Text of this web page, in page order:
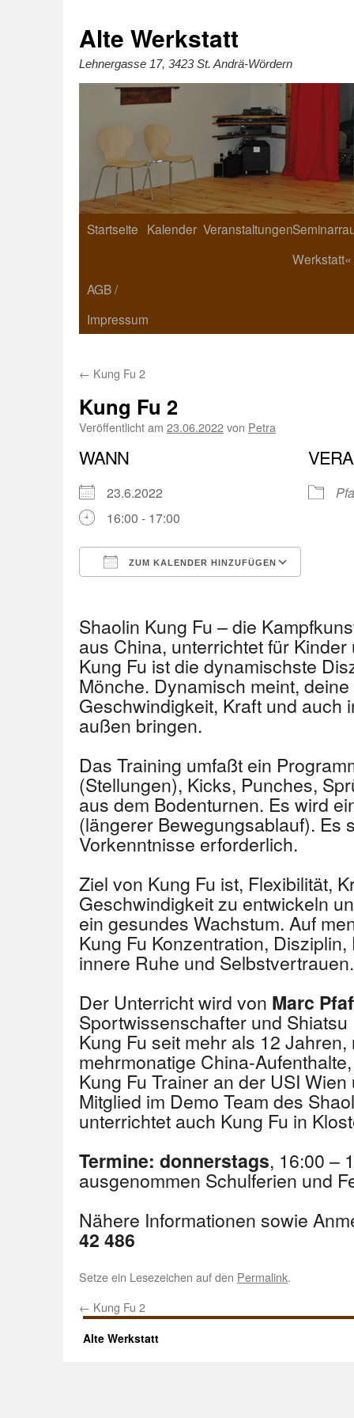
Alte Werkstatt
Lehnergasse 17, 3423 St. Andrä-Wördern
Startseite Kalender Veranstaltungen
Werkstatt«
AGB /
Impressum
← Kung Fu 2
Kung Fu 2
Veröffentlicht am 23.06.2022von Petra
WANN
23.6.2022
16:00 - 17:00
ZUM KALENDER HINZUFÜGEN
Shaolin Kung Fu – die
aus China, unterrichtet für
Kung Fu ist die dynamischste
Mönche. Dynamisch meint,
Geschwindigkeit, Kraft und auch
außen bringen.
Das Training umfaßt ein
(Stellungen), Kicks, Punches,
aus dem Bodenturnen. Es wird
(längerer Bewegungsablauf). Es
Vorkenntnisse erforderlich.
Ziel von Kung Fu ist, Flexibilität,
Geschwindigkeit zu entwickeln
ein gesundes Wachstum. Auf
Kung Fu Konzentration,
innere Ruhe und Selbstvertrauen.
Der Unterricht wird von Marc
Sportwissenschafter und
Kung Fu seit mehr als 12
mehrmonatige China-
Kung Fu Trainer an der USI
Mitglied im Demo Team des
unterrichtet auch Kung Fu in
Termine: donnerstags, 16:00 –
ausgenommen Schulferien und
Nähere Informationen sowie
42 486
Setze ein Lesezeichen auf den Permalink.
← Kung Fu 2
Alte Werkstatt